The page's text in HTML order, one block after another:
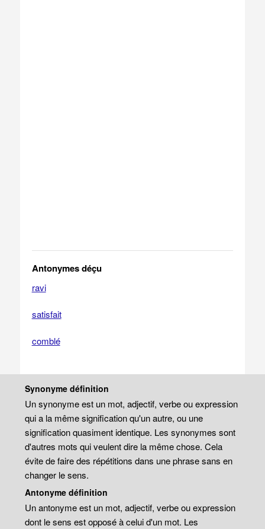
Antonymes déçu
ravi
satisfait
comblé
Synonyme définition
Un synonyme est un mot, adjectif, verbe ou expression
qui a la même signification qu'un autre, ou une
signification quasiment identique. Les synonymes sont
d'autres mots qui veulent dire la même chose. Cela
évite de faire des répétitions dans une phrase sans en
changer le sens.
Antonyme définition
Un antonyme est un mot, adjectif, verbe ou expression
dont le sens est opposé à celui d'un mot. Les